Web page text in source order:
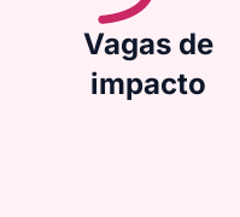
Vagas de
impacto